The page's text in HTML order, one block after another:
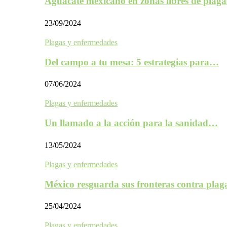
23/09/2024
Plagas y enfermedades
Del campo a tu mesa: 5 estrategias para…
07/06/2024
Plagas y enfermedades
Un llamado a la acción para la sanidad…
13/05/2024
Plagas y enfermedades
México resguarda sus fronteras contra
25/04/2024